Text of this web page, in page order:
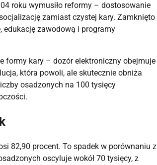
roku wymusiło reformy – dostosowanie
zamiast czystej kary. Zamknięto
edukację zawodową i programy
formy kary – dozór elektroniczny obejmuje
która powoli, ale skutecznie obniża
osadzonych na 100 tysięcy
82,90 procent. To spadek w porównaniu z
oscyluje wokół 70 tysięcy, z